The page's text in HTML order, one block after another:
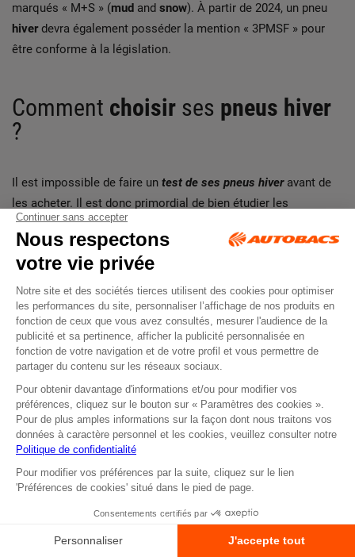
marqués « M+S » (mud and snow). À partir de 2024, un pneu
hiverdevra également posséder la mention « 3PMSF » pour
être conforme à la législation.
Comment choisir ses pneus hiver
?
Il est impossible de faire un test de ses pneus hiveravant de
les acheter. Il est donc primordial de bien étudier les
différentescaractéristiques de ses futurs pneumatiques. Le
site d’Autobacs vous offre la possibilité de faire des
recherches avancées. Enfonction
de votre budget, vous pourrez ainsi trouver facilement le
modèle de pneu neige qui correspond à vos besoins. Les
dimensions, la vitesse et lachargesupportées sont
notamment des informations cruciales dans le choix de votre
modèle.
D’autres critères sont également importants à prendre en
compte pour identifier vos pneus hivernaux. Le niveau
d’adhérence, le bruit qu’ils provoquent lorsque vous roulez ou
encore leur niveau de consommation en sont des exemples.
Vous vous sentez perdu ? Nous faisons le point sur les
caractéristiques principales à surveiller, lors de votre achat de
pneus neige.